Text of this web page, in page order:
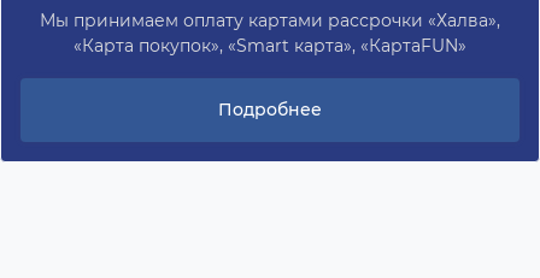
Мы принимаем оплату картами рассрочки «Халва»,
«Карта покупок», «Smart карта», «КартаFUN»
Подробнее